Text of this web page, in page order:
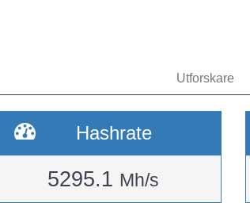
Utforskare
Hashrate
5295.1 Mh/s